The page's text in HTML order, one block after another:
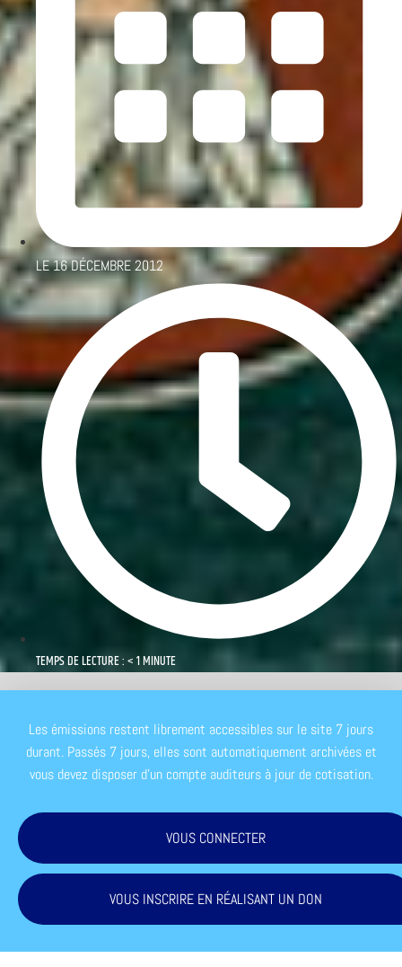
LE16 DÉCEMBRE 2012
TEMPS DE LECTURE : < 1 MINUTE
Les émissions restent librement accessibles sur le site 7 jours
durant. Passés 7 jours, elles sont automatiquement archivées et
vous devez disposer d'un compte auditeurs à jour de cotisation.
VOUS CONNECTER
VOUS INSCRIRE EN RÉALISANT UN DON